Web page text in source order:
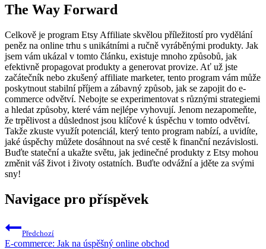
The Way Forward
Celkově je program Etsy Affiliate skvělou příležitostí pro vydělání
peněz na online trhu s unikátními a ručně vyráběnými produkty. Jak
jsem vám ukázal v tomto článku, existuje mnoho způsobů, jak
efektivně propagovat produkty a generovat provize. Ať už jste
začátečník nebo zkušený affiliate marketer, tento program vám může
poskytnout stabilní příjem a zábavný způsob, jak se zapojit do e-
commerce odvětví. Nebojte se experimentovat s různými strategiemi
a hledat způsoby, které vám nejlépe vyhovují. Jenom nezapomeňte,
že trpělivost a důslednost jsou klíčové k úspěchu v tomto odvětví.
Takže zkuste využít potenciál, který tento program nabízí, a uvidíte,
jaké úspěchy můžete dosáhnout na své cestě k finanční nezávislosti.
Buďte stateční a ukažte světu, jak jedinečné produkty z Etsy mohou
změnit váš život i životy ostatních. Buďte odvážní a jděte za svými
sny!
Navigace pro příspěvek
Předchozí
E-commerce: Jak na úspěšný online obchod